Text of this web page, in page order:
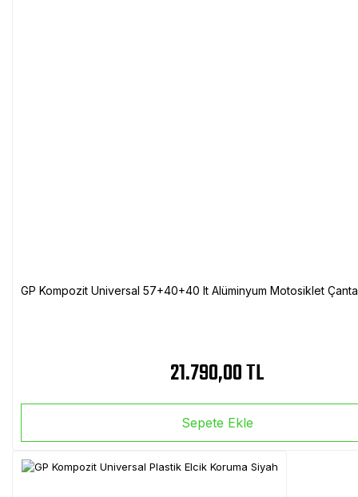
GP Kompozit Universal 57+40+40 lt Alüminyum Motosiklet
21.790,00 TL
Sepete Ekle